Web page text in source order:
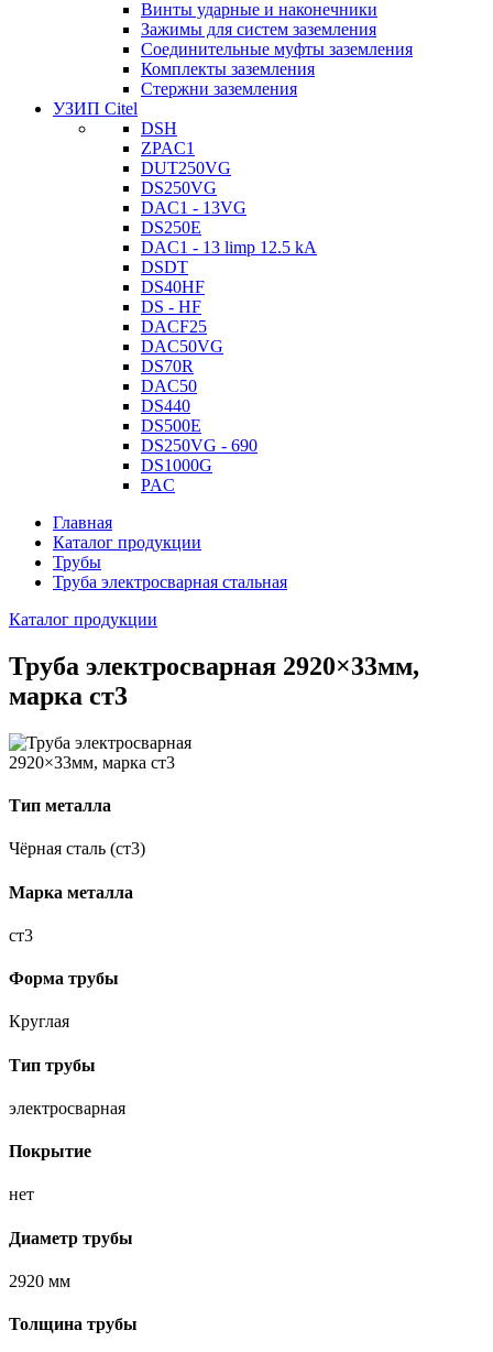
Винты ударные и наконечники
Зажимы для систем заземления
Соединительные муфты заземления
Комплекты заземления
Стержни заземления
УЗИП Citel
DSH
ZPAC1
DUT250VG
DS250VG
DAC1 - 13VG
DS250E
DAC1 - 13 limp 12.5 kA
DSDT
DS40HF
DS - HF
DACF25
DAC50VG
DS70R
DAC50
DS440
DS500E
DS250VG - 690
DS1000G
PAC
Главная
Каталог продукции
Трубы
Труба электросварная стальная
Каталог продукции
Труба электросварная 2920×33мм,
марка ст3
Тип металла
Чёрная сталь (ст3)
Марка металла
ст3
Форма трубы
Круглая
Тип трубы
электросварная
Покрытие
нет
Диаметр трубы
2920 мм
Толщина трубы